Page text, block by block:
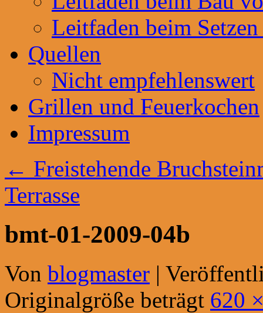
Leitfaden beim
Quellen
Nicht empfehlenswert
Grillen und Feuerkochen
Impressum
← Freistehende
Terrasse
bmt-01-2009-04b
Von blogmaster |
Originalgröße beträgt 620